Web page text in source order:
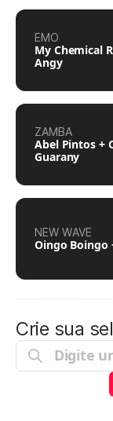
EMO
My Chemical
Angy
ZAMBA
Abel Pintos +
Guarany
NEW WAVE
Oingo Boingo
Crie sua